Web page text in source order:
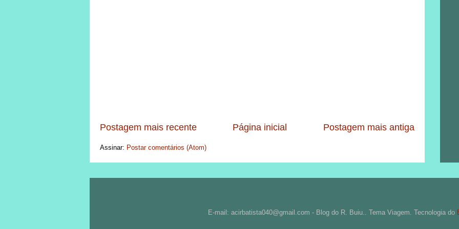
Postagem mais recente Postagem mais antiga
Página inicial
Assinar: Postar comentários (Atom)
E-mail: acirbatista040@gmail.com - Blog do R. Buiu.. Tema Viagem. Tecnologia do